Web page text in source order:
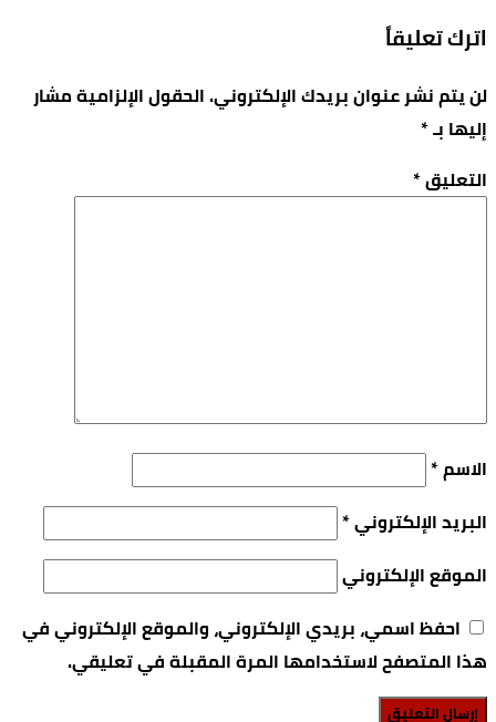
اترك تعليقاً
لن يتم نشر عنوان بريدك الإلكتروني.الحقول الإلزامية مشار
إليها بـ*
التعليق*
الاسم*
البريد الإلكتروني*
الموقع الإلكتروني
احفظ اسمي، بريدي الإلكتروني، والموقع الإلكتروني في
هذا المتصفح لاستخدامها المرة المقبلة في تعليقي.